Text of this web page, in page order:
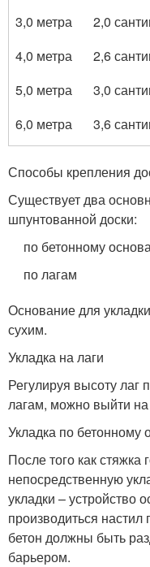
3,0 метра
2,0
4,0 метра
2,6
5,0 метра
3,0
6,0 метра
3,6
Способы крепления
Существует два
шпунтованной доски:
по бетонному
по лагам
Основание для
сухим.
Укладка на лаги
Регулируя высоту лаг
лагам, можно выйти
Укладка по бетонному
После того как стяжка
непосредственную
укладки – устройство
производиться
бетон должны быть
барьером.